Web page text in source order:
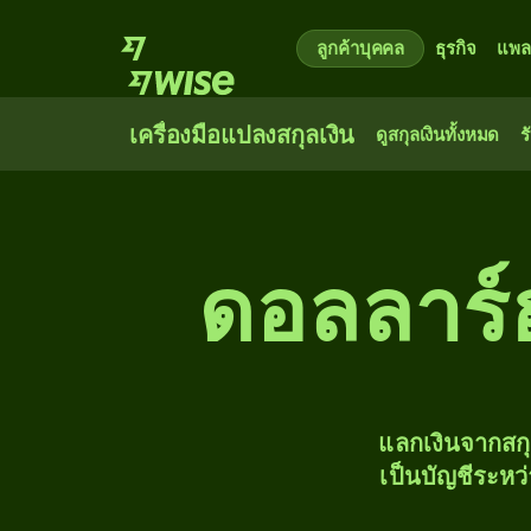
ลูกค้าบุคคล ธุรกิจ แพ
เครื่องมือแปลงสกุลเงิน ดูสกุลเงินทั้งหมด
ดอลลาร์
แลกเงินจากส
เป็นบัญชีระหว่